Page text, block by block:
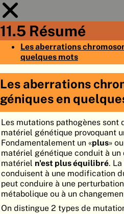
11.5 Résumé
Les aberrations
quelques mots
Les aberrations
géniques en
Les mutations pathogènes sont
matériel génétique provoquant
Fondamentalement un «plus»
matériel génétique conduit à
matériel n'est plus équilibré.
conduisent à une modification
peut conduire à une
métabolique ou à un
On distingue 2 types de